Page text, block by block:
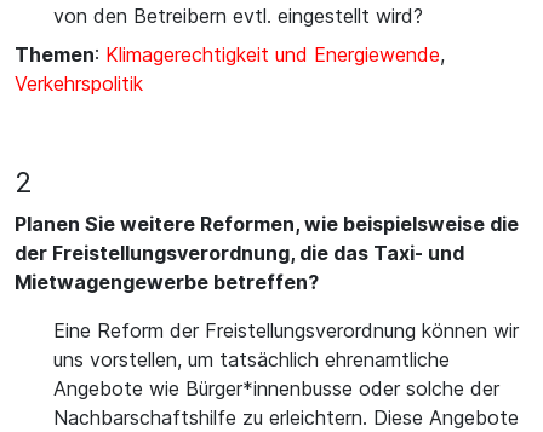
von den Betreibern evtl. eingestellt wird?
Themen: Klimagerechtigkeit und Energiewende,
Verkehrspolitik
2
Planen Sie weitere Reformen, wie beispielsweise die
der Freistellungsverordnung, die das Taxi- und
Mietwagengewerbe betreffen?
Eine Reform der Freistellungsverordnung können wir
uns vorstellen, um tatsächlich ehrenamtliche
Angebote wie Bürger*innenbusse oder solche der
Nachbarschaftshilfe zu erleichtern. Diese Angebote